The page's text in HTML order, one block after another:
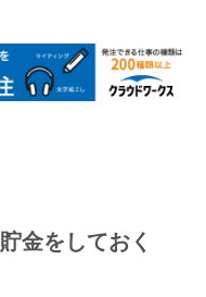
金をしておく